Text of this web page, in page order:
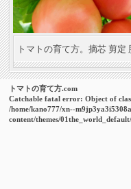
トマトの育て方。摘芯 剪定
トマトの育て方.com
Catchable fatal error: Object of
/home/kano777/xn--
content/themes/